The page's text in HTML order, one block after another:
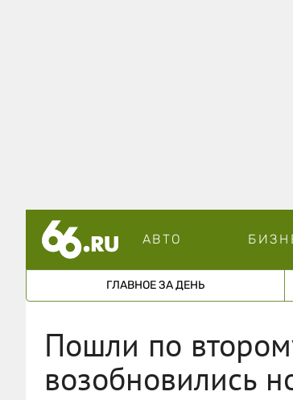
АВТО
ГЛАВНОЕ ЗА ДЕНЬ
Пошли по
возобновились